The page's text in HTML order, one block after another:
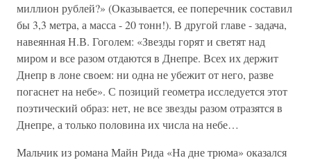
миллион рублей?» (Оказывается, ее поперечник составил
бы 3,3 метра, а масса - 20 тонн!). В другой главе - задача,
навеянная Н.В. Гоголем: «Звезды горят и светят над
миром и все разом отдаются в Днепре. Всех их держит
Днепр в лоне своем: ни одна не убежит от него, разве
погаснет на небе». С позиций геометра исследуется этот
поэтический образ: нет, не все звезды разом отразятся в
Днепре, а только половина их числа на небе…
Мальчик из романа Майн Рида «На дне трюма» оказался